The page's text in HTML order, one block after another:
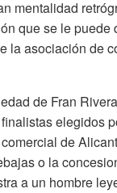
mentalidad
que se le puede
la asociación de
de Fran
elegidos
de
o la
a un hombre